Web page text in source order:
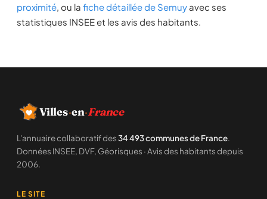
proximité, ou la fiche détaillée de Semuy avec ses
statistiques INSEE et les avis des habitants.
Villes·en·France
L'annuaire collaboratif des34 493 communes de France.
Données INSEE, DVF, Géorisques · Avis des habitants depuis
2006.
LE SITE